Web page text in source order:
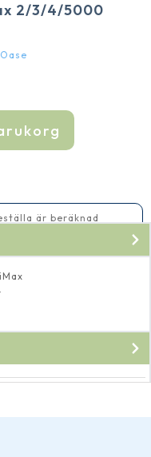
2/3/4/5000
är beräknad